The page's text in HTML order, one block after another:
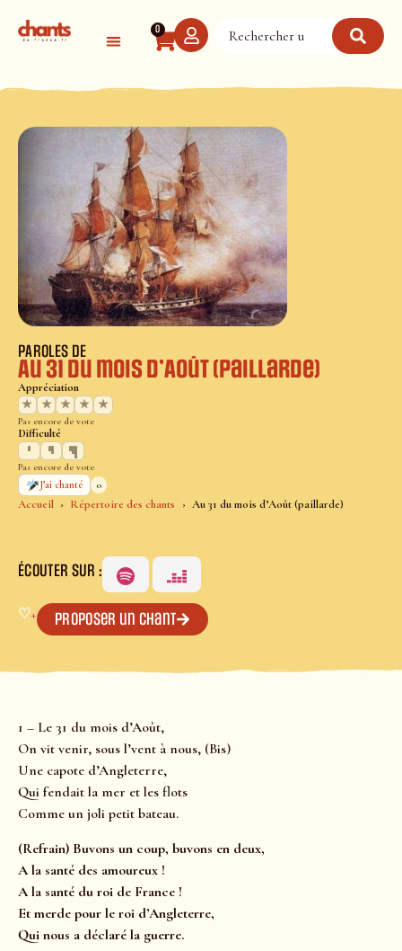
0
Accueil Répertoire des chants Au 31 du mois d’Août (paillarde)
PAROLES DE
Au 31 du mois d’Août (paillarde)
Appréciation
★
★ ★ ★ ★
Pas encore de vote
Difficulté
Pas encore de vote
J’ai chanté
0
ÉCOUTER SUR :
♡+ Proposer un chant
1 – Le 31 du mois d’Août,
On vit venir, sous l’vent à nous, (Bis)
Une capote d’Angleterre,
Qui fendait la mer et les flots
Comme un joli petit bateau.
(Refrain) Buvons un coup, buvons en deux,
A la santé des amoureux !
A la santé du roi de France !
Et merde pour le roi d’Angleterre,
Qui nous a déclaré la guerre.